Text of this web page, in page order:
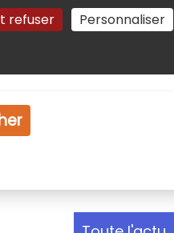
refuser Personnaliser
Gestion des cookies